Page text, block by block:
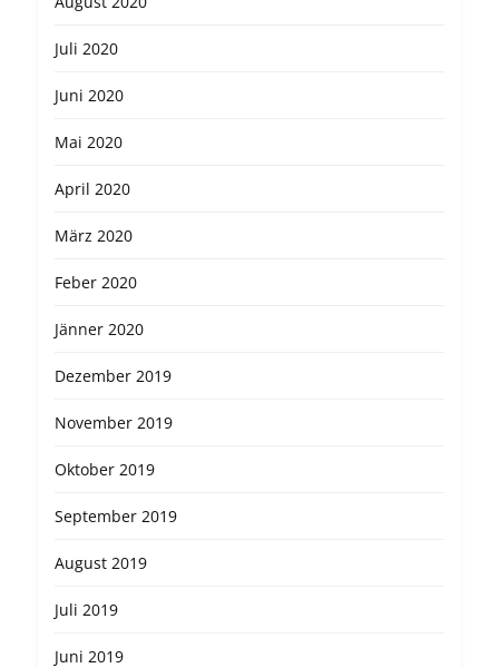
Juli 2020
Juni 2020
Mai 2020
April 2020
März 2020
Feber 2020
Jänner 2020
Dezember 2019
November 2019
Oktober 2019
September 2019
August 2019
Juli 2019
Juni 2019